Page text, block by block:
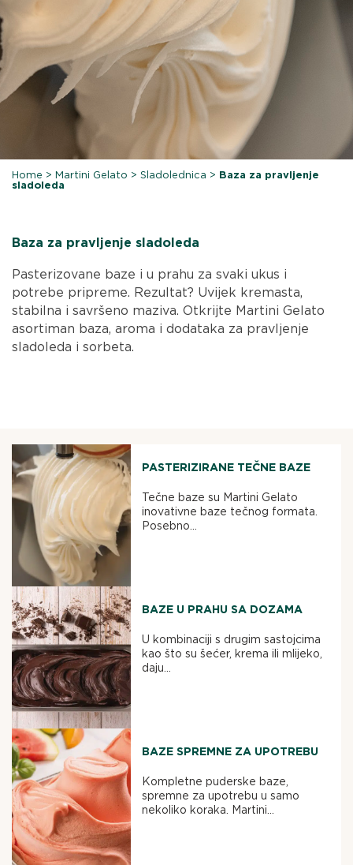
Home >Martini Gelato >Sladolednica > Baza za pravljenje
sladoleda
Baza za pravljenje sladoleda
Pasterizovane baze i u prahu za svaki ukus i
potrebe pripreme. Rezultat? Uvijek kremasta,
stabilna i savršeno maziva. Otkrijte Martini Gelato
asortiman baza, aroma i dodataka za pravljenje
sladoleda i sorbeta.
PASTERIZIRANE TEČNE BAZE
Tečne baze su Martini Gelato
inovativne baze tečnog formata.
Posebno...
BAZE U PRAHU SA DOZAMA
U kombinaciji s drugim sastojcima
kao što su šećer, krema ili mlijeko,
daju...
BAZE SPREMNE ZA UPOTREBU
Kompletne puderske baze,
spremne za upotrebu u samo
nekoliko koraka. Martini...